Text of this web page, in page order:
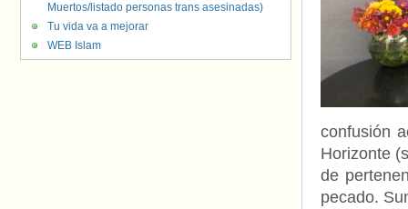
confusión
Horizonte
de
pecado.
Muertos/listado personas trans asesinadas)
Tu vida va a mejorar
WEB Islam